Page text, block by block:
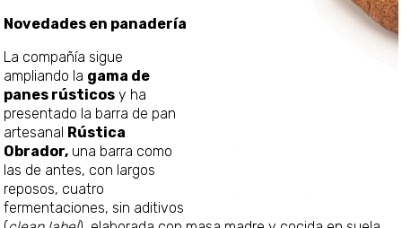
Novedades en panadería
La compañía sigue
ampliando la gama de
panes rústicos y ha
presentado la barra de pan
artesanal Rústica
Obrador, una barra como
las de antes, con largos
reposos, cuatro
fermentaciones, sin aditivos